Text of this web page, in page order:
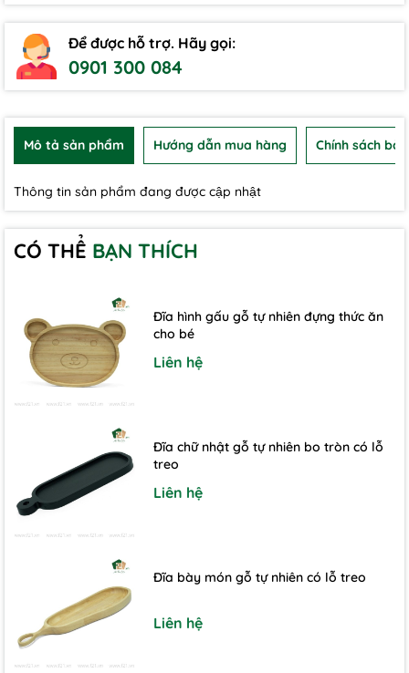
Để được hỗ trợ. Hãy gọi:
0901 300 084
Mô tả sản phẩm Hướng dẫn mua hàng Chính sách
Thông tin sản phẩm đang được cập nhật
CÓ THỂ BẠN THÍCH
Đĩa hình gấu gỗ tự nhiên đựng thức ăn
cho bé
Liên hệ
Đĩa chữ nhật gỗ tự nhiên bo tròn có lỗ
treo
Liên hệ
Đĩa bày món gỗ tự nhiên có lỗ treo
Liên hệ